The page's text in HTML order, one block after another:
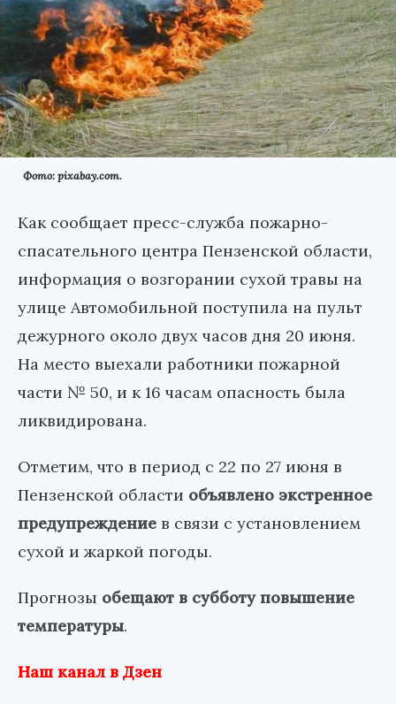
Фото: pixabay.com.
Как сообщает пресс-служба пожарно-
спасательного центра Пензенской области,
информация о возгорании сухой травы на
улице Автомобильной поступила на пульт
дежурного около двух часов дня 20 июня.
На место выехали работники пожарной
части № 50, и к 16 часам опасность была
ликвидирована.
Отметим, что в период с 22 по 27 июня в
Пензенской области объявлено экстренное
предупреждение в связи с установлением
сухой и жаркой погоды.
Прогнозы обещают в субботу повышение
температуры.
Наш канал в Дзен